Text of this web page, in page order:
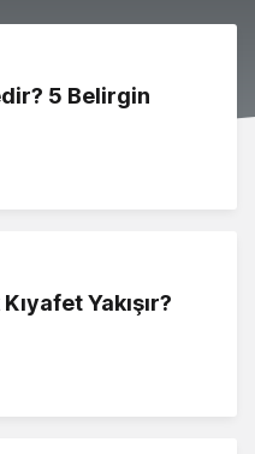
5 Belirgin
Yakışır?